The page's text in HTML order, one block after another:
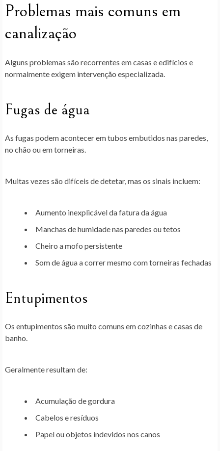
Problemas mais comuns em
canalização
Alguns problemas são recorrentes em casas e edifícios e
normalmente exigem intervenção especializada.
Fugas de água
As fugas podem acontecer em tubos embutidos nas paredes,
no chão ou em torneiras.
Muitas vezes são difíceis de detetar, mas os sinais incluem:
Aumento inexplicável da fatura da água
Manchas de humidade nas paredes ou tetos
Cheiro a mofo persistente
Som de água a correr mesmo com torneiras fechadas
Entupimentos
Os entupimentos são muito comuns em cozinhas e casas de
banho.
Geralmente resultam de:
Acumulação de gordura
Cabelos e resíduos
Papel ou objetos indevidos nos canos